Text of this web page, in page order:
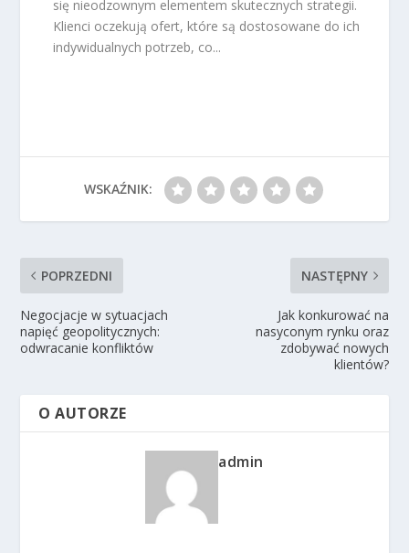
się nieodzownym elementem skutecznych strategii.
Klienci oczekują ofert, które są dostosowane do ich
indywidualnych potrzeb, co...
WSKAŹNIK:
POPRZEDNI
Negocjacje w sytuacjach
napięć geopolitycznych:
odwracanie konfliktów
NASTĘPNY
Jak konkurować na
nasyconym rynku oraz
zdobywać nowych
klientów?
O AUTORZE
admin